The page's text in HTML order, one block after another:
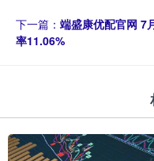
下一篇： 端盛康优配官网 7
率11.06%